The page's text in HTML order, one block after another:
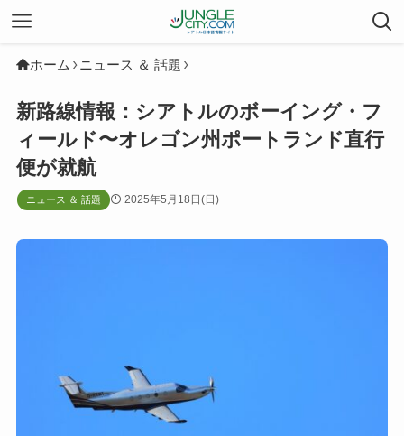
ホーム ニュース ＆ 話題
新路線情報：シアトルのボーイング・フ
ィールド〜オレゴン州ポートランド直行
便が就航
ニュース ＆ 話題 2025年5月18日(日)